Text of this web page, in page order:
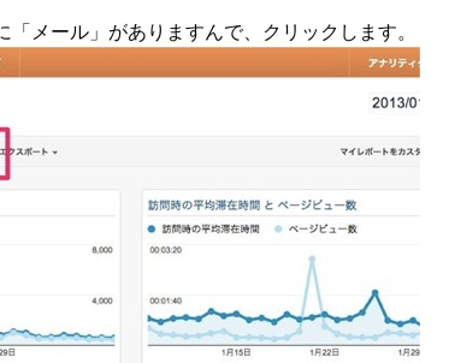
メール」がありますんで、クリックします。